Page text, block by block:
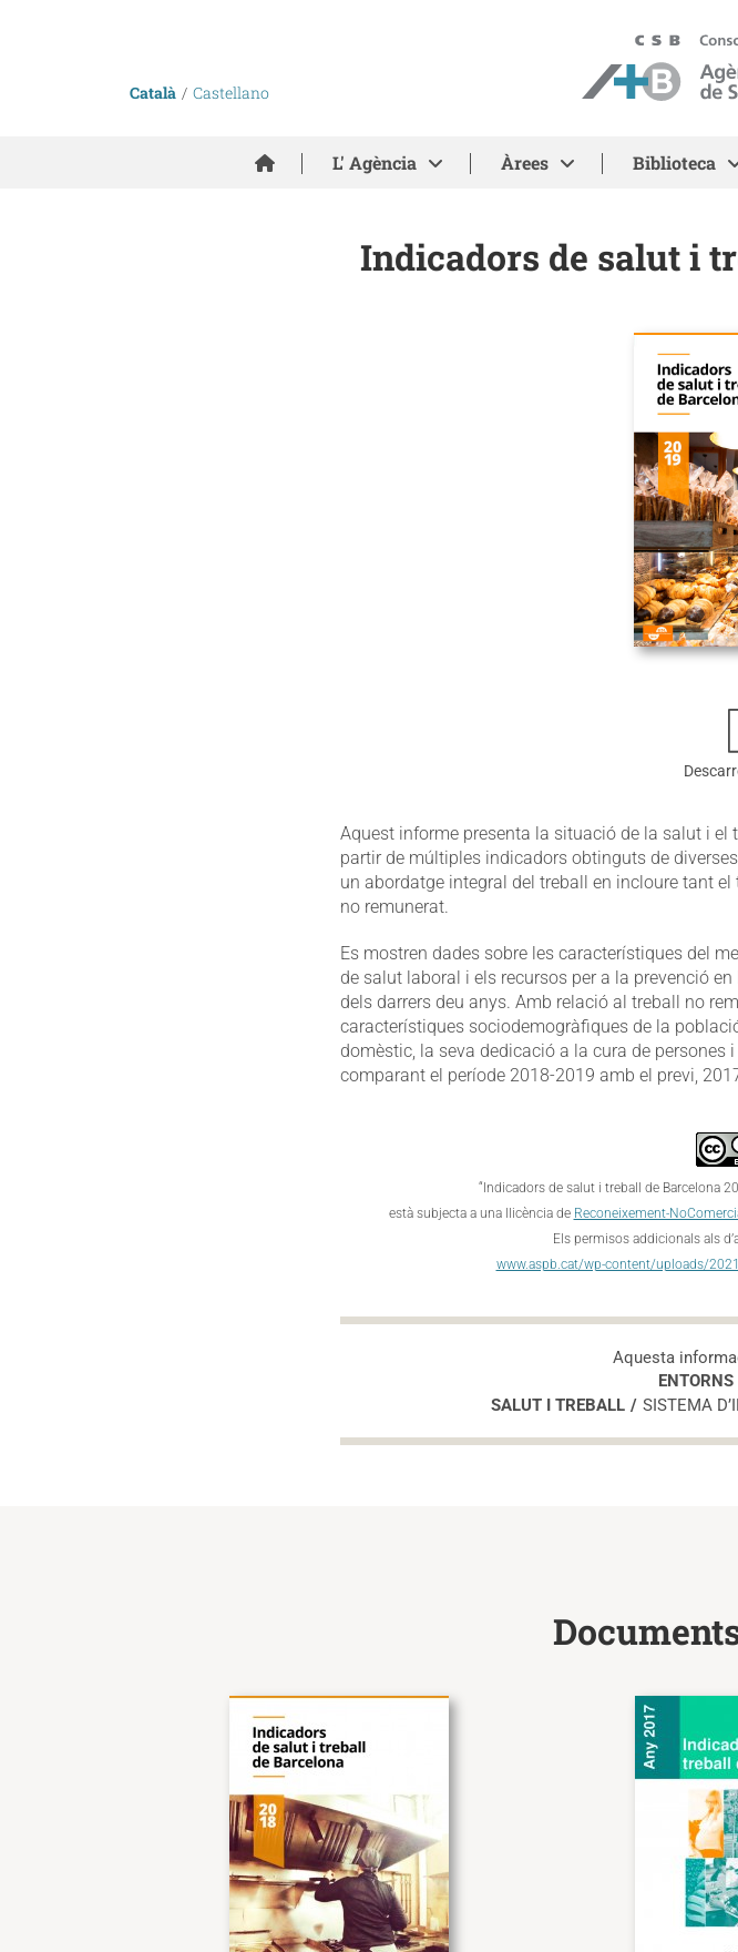
Català Castellano
ASPB - Agència de
Inici L' Agència Àrees Biblioteca
Indicadors de salut i
Aquest informe presenta la situació de la salut i el
partir de múltiples indicadors obtinguts de
un abordatge integral del treball en incloure tant
no remunerat.
Es mostren dades sobre les característiques del
de salut laboral i els recursos per a la prevenció
dels darrers deu anys. Amb relació al treball no
característiques sociodemogràfiques de la
domèstic, la seva dedicació a la cura de persones
comparant el període 2018-2019 amb el previ,
“Indicadors de salut i treball de Barcelona
està subjecta a una llicència de Reconeixement-
Els permisos addicionals als
www.aspb.cat/wp-content/uploads/
Aquesta
ENTORNS
SALUT I TREBALL
SISTEMA